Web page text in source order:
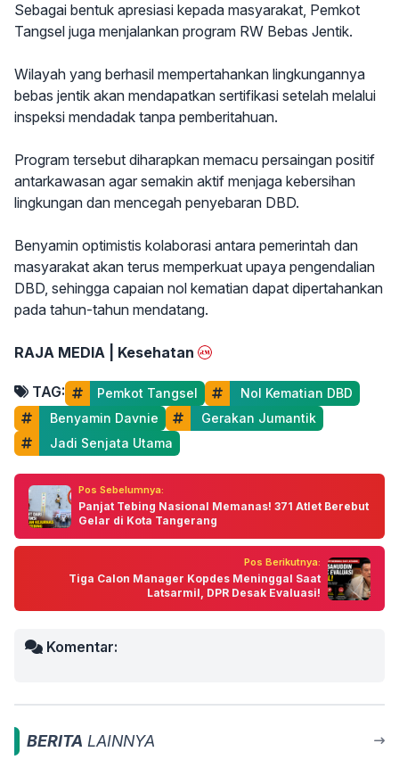
Sebagai bentuk apresiasi kepada masyarakat, Pemkot
Tangsel juga menjalankan program RW Bebas Jentik.
Wilayah yang berhasil mempertahankan lingkungannya
bebas jentik akan mendapatkan sertifikasi setelah melalui
inspeksi mendadak tanpa pemberitahuan.
Program tersebut diharapkan memacu persaingan positif
antarkawasan agar semakin aktif menjaga kebersihan
lingkungan dan mencegah penyebaran DBD.
Benyamin optimistis kolaborasi antara pemerintah dan
masyarakat akan terus memperkuat upaya pengendalian
DBD, sehingga capaian nol kematian dapat dipertahankan
pada tahun-tahun mendatang.
RAJA MEDIA | Kesehatan
TAG: Pemkot Tangsel
Nol Kematian DBD
Benyamin Davnie
Gerakan Jumantik
Jadi Senjata Utama
Pos Sebelumnya:
Panjat Tebing Nasional Memanas! 371 Atlet Berebut
Gelar di Kota Tangerang
Pos Berikutnya:
Tiga Calon Manager Kopdes Meninggal Saat
Latsarmil, DPR Desak Evaluasi!
Komentar:
BERITA LAINNYA